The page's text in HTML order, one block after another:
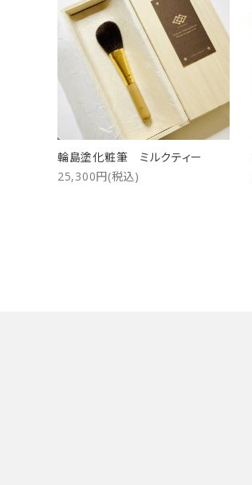
ご利用ガイド
プライバシーポリシー
特定商取引法について
お問い合わせ輪島塗化粧筆 ミルクティー
25,300円(税込)